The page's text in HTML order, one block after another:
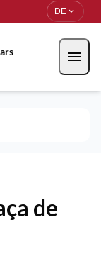
DE expand_more
menu
de